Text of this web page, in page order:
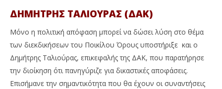
ΔΗΜΗΤΡΗΣ ΤΑΛΙΟΥΡΑΣ (ΔΑΚ)
Μόνο η πολιτική απόφαση μπορεί να δώσει λύση στο θέμα
των διεκδικήσεων του Ποικίλου Όρους υποστήριξε και ο
Δημήτρης Ταλιούρας, επικεφαλής της ΔΑΚ, που παρατήρησε
την διοίκηση ότι πανηγύριζε για δικαστικές αποφάσεις.
Επισήμανε την σημαντικότητα που θα έχουν οι συναντήσεις